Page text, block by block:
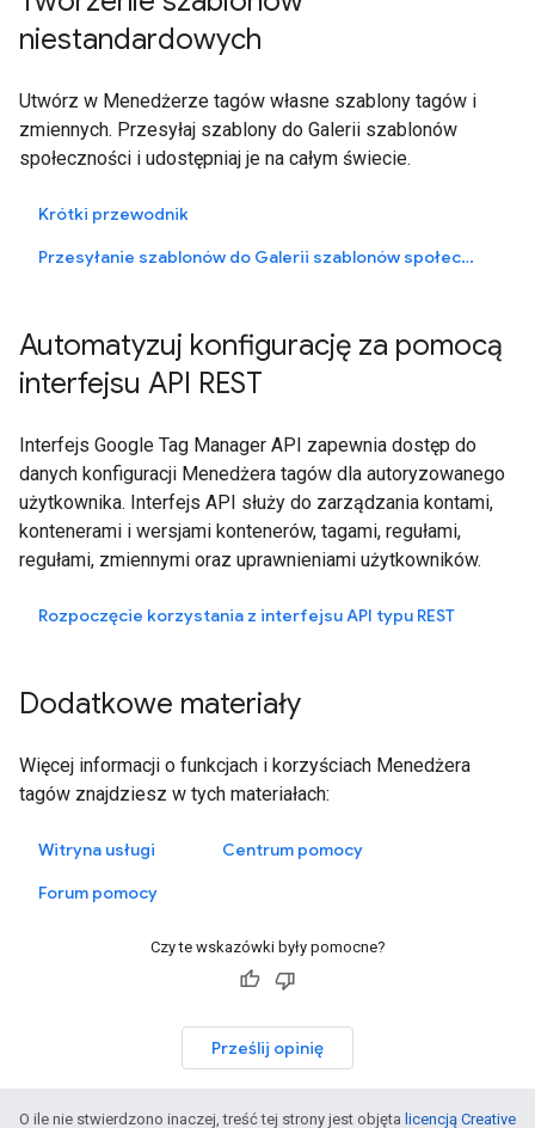
niestandardowych
Utwórz w Menedżerze tagów własne szablony tagów i
zmiennych. Przesyłaj szablony do Galerii szablonów
społeczności i udostępniaj je na całym świecie.
Krótki przewodnik
Przesyłanie szablonów do Galerii szablonów społeczności
Automatyzuj konfigurację za pomocą
interfejsu API REST
Interfejs Google Tag Manager API zapewnia dostęp do
danych konfiguracji Menedżera tagów dla autoryzowanego
użytkownika. Interfejs API służy do zarządzania kontami,
kontenerami i wersjami kontenerów, tagami, regułami,
regułami, zmiennymi oraz uprawnieniami użytkowników.
Rozpoczęcie korzystania z interfejsu API typu REST
Dodatkowe materiały
Więcej informacji o funkcjach i korzyściach Menedżera
tagów znajdziesz w tych materiałach:
Witryna usługi
Centrum pomocy
Forum pomocy
Czy te wskazówki były pomocne?
Prześlij opinię
O ile nie stwierdzono inaczej, treść tej strony jest objęta licencją Creative